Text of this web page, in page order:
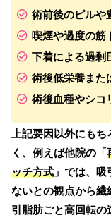
術前後のピルや
喫煙や過度の筋
下着による過剰
術後低栄養また
術後血種やシ
上記要因以外にもち
く、例えば他院の「
ッチ方式 」では、
ないとの観点から繊
引脂肪ごと高回転